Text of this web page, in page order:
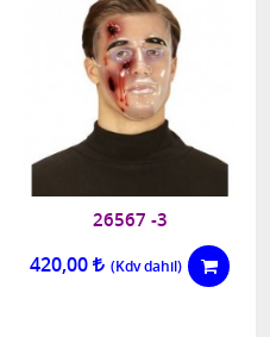
26567 -3
420,00